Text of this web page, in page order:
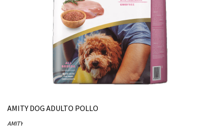
AMITY DOG ADULTO POLLO
AMITY